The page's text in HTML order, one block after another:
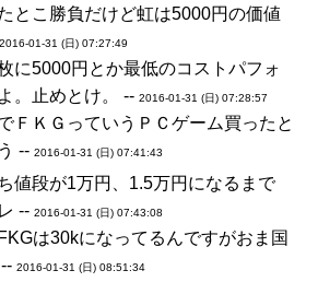
とこ勝負だけど虹は5000円の価値
2016-01-31 (日) 07:27:49
に5000円とか最低のコストパフォ
。止めとけ。 -- 2016-01-31 (日) 07:28:57
ＦＫＧっていうＰＣゲーム買ったと
-- 2016-01-31 (日) 07:41:43
値段が1万円、1.5万円になるまで
-- 2016-01-31 (日) 07:43:08
は30kになってるんですがおま国
2016-01-31 (日) 08:51:34